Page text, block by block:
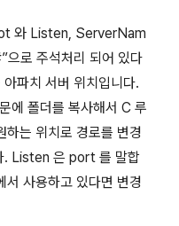
와 Listen, ServerNam
으로 주석처리 되어 있다
아파치 서버 위치입니다.
에 폴더를 복사해서 C 루
하는 위치로 경로를 변경
. Listen 은 port 를 말합
서 사용하고 있다면 변경